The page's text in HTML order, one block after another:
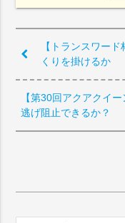
【トランスワー
くりを掛けるか
【第30回アクアクイ
逃げ阻止できるか？
索: